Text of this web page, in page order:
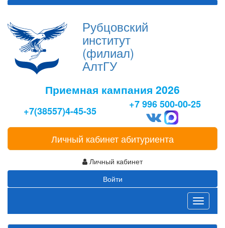
Рубцовский
институт
(филиал)
АлтГУ
Приемная кампания 2026
+7(38557)4-45-35
+7 996 500-00-25
Личный кабинет абитуриента
Личный кабинет
Войти
Toggle